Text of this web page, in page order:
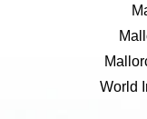
World